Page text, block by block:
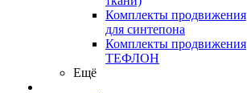
Комплекты продвижения
для синтепона
Комплекты продвижения
ТЕФЛОН
Ещё